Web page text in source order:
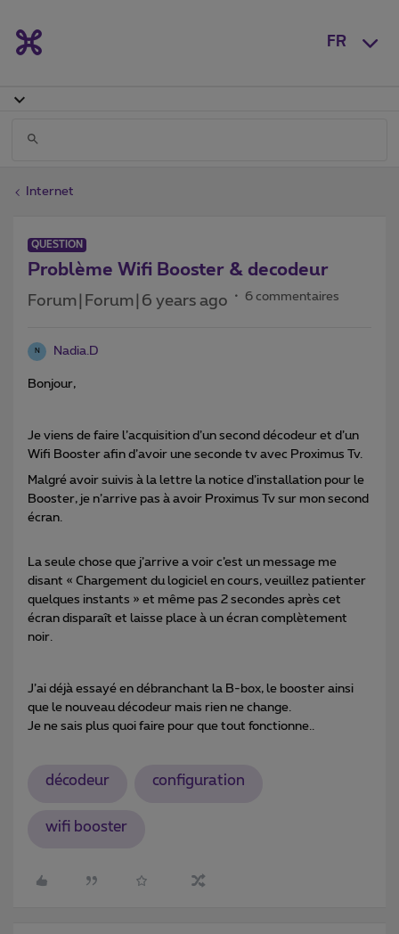
FR
Internet
QUESTION
Problème Wifi Booster & decodeur
Forum|Forum|6 years ago 6 commentaires
N Nadia.D
Bonjour,
Je viens de faire l’acquisition d’un second décodeur et d’un
Wifi Booster afin d’avoir une seconde tv avec Proximus Tv.
Malgré avoir suivis à la lettre la notice d’installation pour le
Booster, je n’arrive pas à avoir Proximus Tv sur mon second
écran.
La seule chose que j’arrive a voir c’est un message me
disant « Chargement du logiciel en cours, veuillez patienter
quelques instants » et même pas 2 secondes après cet
écran disparaît et laisse place à un écran complètement
noir.
J’ai déjà essayé en débranchant la B-box, le booster ainsi
que le nouveau décodeur mais rien ne change.
Je ne sais plus quoi faire pour que tout fonctionne..
décodeur configuration
wifi booster